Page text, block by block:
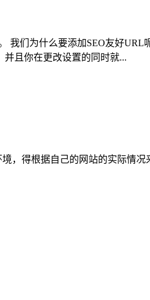
我们为什么要添加SEO友好
并且你在更改设置的同时就...
，得根据自己的网站的实际情